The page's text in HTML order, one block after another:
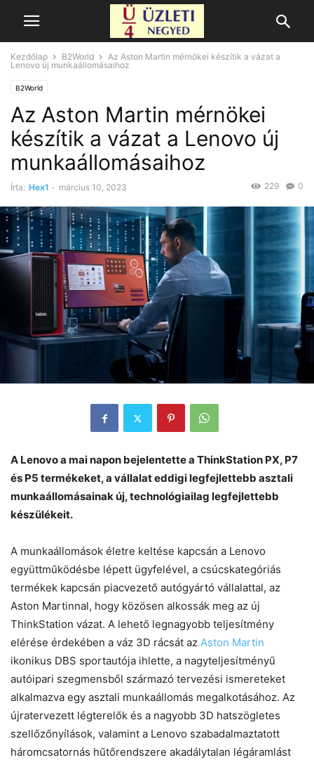
Kezdőlap B2World
Az Aston Martin mérnökei készítik a vázat a
Lenovo új munkaállomásaihoz
B2World
Az Aston Martin mérnökei
készítik a vázat a Lenovo új
munkaállomásaihoz
Írta: Hex1 - március 10, 2023 0
229
A Lenovo a mai napon bejelentette a ThinkStation PX, P7
és P5 termékeket, a vállalat eddigi legfejlettebb asztali
munkaállomásainak új, technológiailag legfejlettebb
készülékeit.
A munkaállomások életre keltése kapcsán a Lenovo
együttműködésbe lépett ügyfelével, a csúcskategóriás
termékek kapcsán piacvezető autógyártó vállalattal, az
Aston Martinnal, hogy közösen alkossák meg az új
ThinkStation vázat. A lehető legnagyobb teljesítmény
elérése érdekében a váz 3D rácsát az Aston Martin
ikonikus DBS sportautója ihlette, a nagyteljesítményű
autóipari szegmensből származó tervezési ismereteket
alkalmazva egy asztali munkaállomás megalkotásához. Az
újratervezett légterelők és a nagyobb 3D hatszögletes
szellőzőnyílások, valamint a Lenovo szabadalmaztatott
háromcsatornás hűtőrendszere akadálytalan légáramlást